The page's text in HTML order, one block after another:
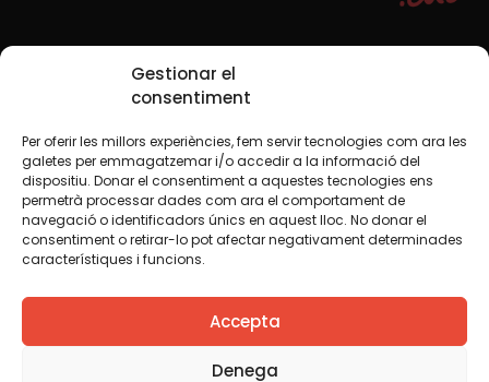
Gestionar el
consentiment
Per oferir les millors experiències, fem servir tecnologies com ara les
galetes per emmagatzemar i/o accedir a la informació del
dispositiu. Donar el consentiment a aquestes tecnologies ens
permetrà processar dades com ara el comportament de
navegació o identificadors únics en aquest lloc. No donar el
consentiment o retirar-lo pot afectar negativament determinades
característiques i funcions.
Accepta
Denega
Xarxes Socials
TWT YTB IG FB IN
Avís legalPolítica de cookies
Creiem que el coneixement s’ha de compartir. Per això
fem servir una llicència Creative Commons, llevat que en
algun material indiquem el contrari. Us animem a copiar,
redistribuir, remesclar o transformar i crear els continguts